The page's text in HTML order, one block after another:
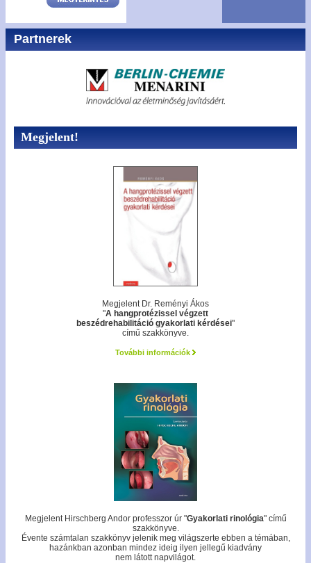
Partnerek
Megjelent!
Megjelent Dr. Reményi Ákos
"A hangprotézissel végzett
beszédrehabilitáció gyakorlati kérdései"
című szakkönyve.
További információk
Megjelent Hirschberg Andor professzor úr "Gyakorlati rinológia" című
szakkönyve.
Évente számtalan szakkönyv jelenik meg világszerte ebben a témában,
hazánkban azonban mindez ideig ilyen jellegű kiadvány
nem látott napvilágot.